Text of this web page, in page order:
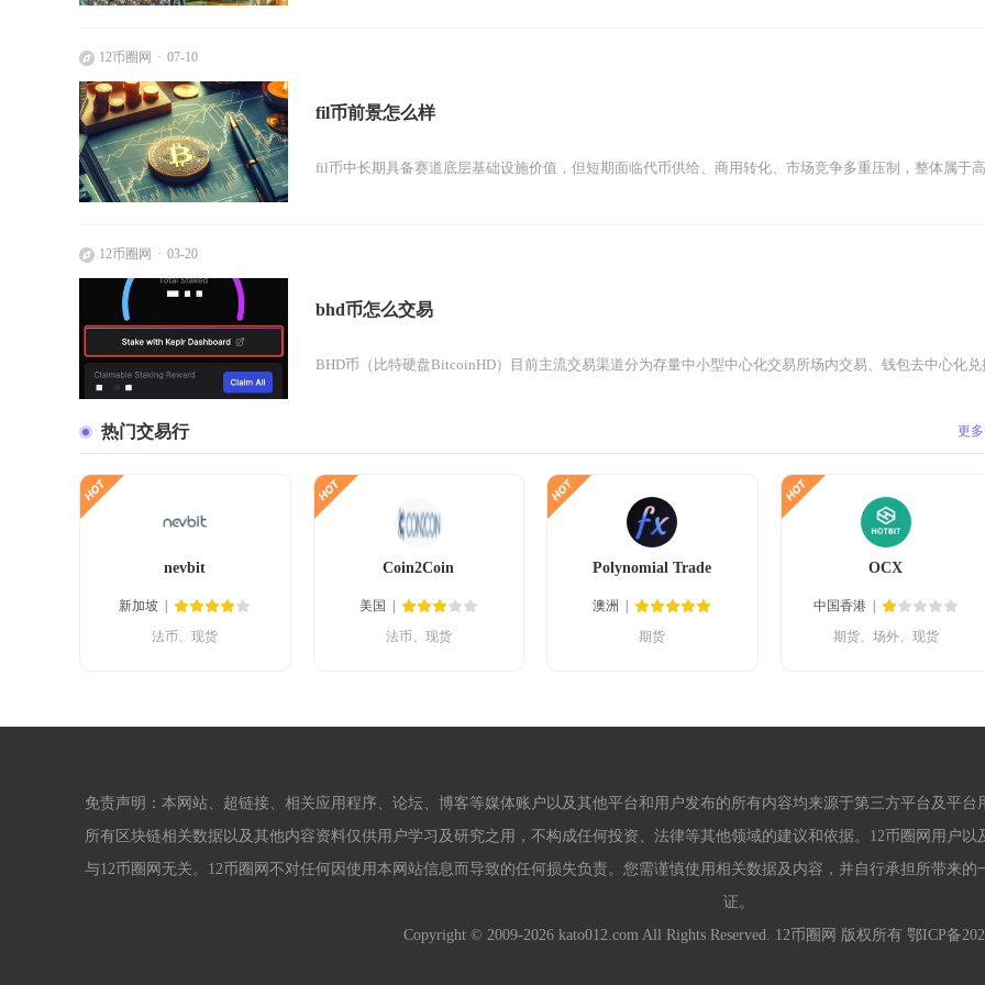
12币圈网 07-10
fil币前景怎么样
fil币中长期具备赛道底层基础设施价值，但短期面临代币供给、商用转化、市场竞争多重压制，整体属于高
12币圈网 03-20
bhd币怎么交易
BHD币（比特硬盘BitcoinHD）目前主流交易渠道分为存量中小型中心化交易所场内交易、钱包去中心化兑
热门交易行 更
nevbit
新加坡
法币、现货
Coin2Coin
美国
法币、现货
Polynomial Trade
澳洲
期货
OCX
中国香港
期货、场外、现货
免责声明：本网站、超链接、相关应用程序、论坛、博客等媒体账户以及其他平台和用户发布的所有内容均来源于第三方平台及平
所有区块链相关数据以及其他内容资料仅供用户学习及研究之用，不构成任何投资、法律等其他领域的建议和依据。12币圈网用户
与12币圈网无关。12币圈网不对任何因使用本网站信息而导致的任何损失负责。您需谨慎使用相关数据及内容，并自行承担所带来
证。
Copyright © 2009-2026 kato012.com All Rights Reserved. 12币圈网 版权所有 鄂ICP备